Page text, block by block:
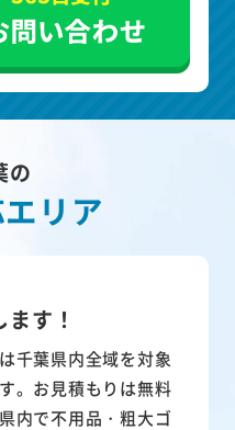
の
リア
す！
千葉県内全域を対象
。お見積もりは無料
内で不用品・粗大ゴ